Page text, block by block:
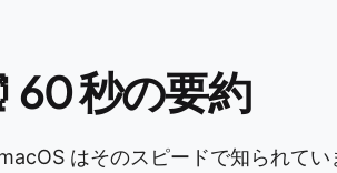
60 秒の要約
はそのスピードで知られて